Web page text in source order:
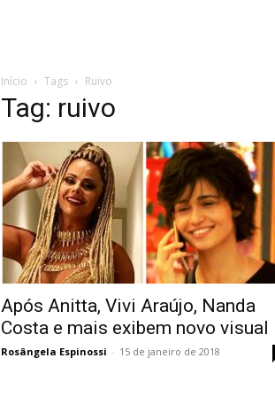
Início Tags Ruivo
Tag: ruivo
Após Anitta, Vivi Araújo, Nanda
Costa e mais exibem novo visual
Rosângela Espinossi - 15 de janeiro de 2018